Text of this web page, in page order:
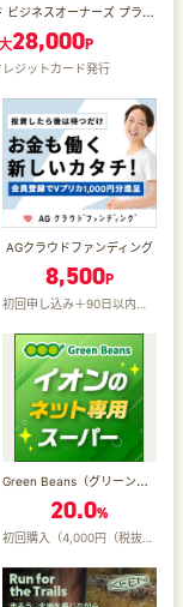
三井住友カード ビジネスオーナーズ プラチナプリファード（カード発行）
28,000P
ジットカード発行
AGクラウドファンディング
8,500P
Green Beans（グリーンビーンズ）（初回利用者向け）
20.0%
初回購入（4,000円（税抜）以上）＋14日以内の配達完了